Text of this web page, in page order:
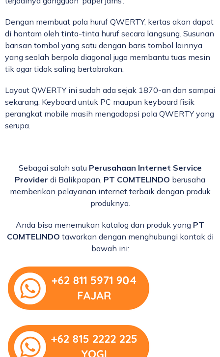
Dengan membuat pola huruf QWERTY, kertas akan dapat
di hantam oleh tinta-tinta huruf secara langsung. Susunan
barisan tombol yang satu dengan baris tombol lainnya
yang seolah berpola diagonal juga membantu tuas mesin
tik agar tidak saling bertabrakan.
Layout QWERTY ini sudah ada sejak 1870-an dan sampai
sekarang. Keyboard untuk PC maupun keyboard fisik
perangkat mobile masih mengadopsi pola QWERTY yang
serupa.
Sebagai salah satu Perusahaan Internet Service
Provider di Balikpapan, PT COMTELINDO berusaha
memberikan pelayanan internet terbaik dengan produk
produknya.
Anda bisa menemukan katalog dan produk yang PT
COMTELINDO tawarkan dengan menghubungi kontak di
bawah ini: